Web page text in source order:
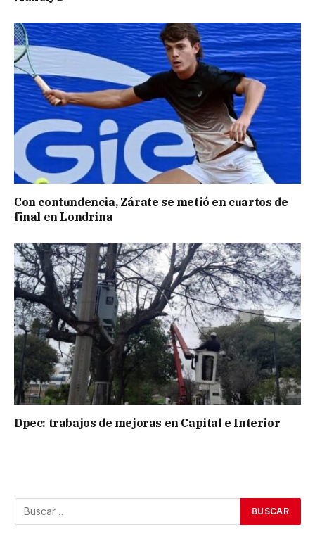
Con contundencia, Zárate se metió en cuartos de
final en Londrina
Dpec: trabajos de mejoras en Capital e Interior